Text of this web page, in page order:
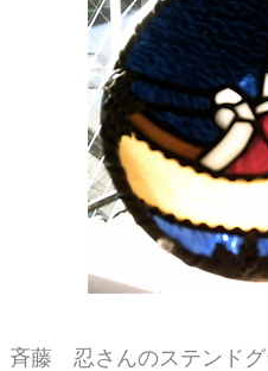
斉藤 忍さんのステンドグ